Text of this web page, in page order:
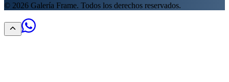
© 2026 Galería Frame. Todos los derechos reservados.